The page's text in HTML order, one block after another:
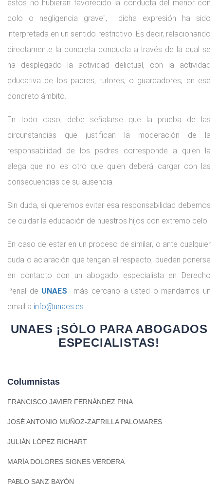
éstos no hubieran favorecido la conducta del menor con
dolo o negligencia grave", dicha expresión ha sido
interpretada en un sentido restrictivo. Es decir, relacionando
directamente la concreta conducta a través de la cual se
ha desplegado la actividad delictual, con la actividad
educativa de los padres, tutores, o guardadores, en ese
concreto ámbito.
En todo caso, debe señalarse que la prueba de las
circunstancias que justifican la moderación de la
responsabilidad de los padres corresponde a quien la
alega que no es otro que quien deberá cargar con las
consecuencias de su ausencia.
Sin duda, si queremos evitar esa responsabilidad debemos
de cuidar la educación de nuestros hijos con extremo celo.
En caso de estar en un proceso de similar, o ante cualquier
duda o aclaración que tengan al respecto, pueden ponerse
en contacto con un abogado especialista en Derecho
Penal de UNAES más cercano a ústed o mandarnos un
email a info@unaes.es.
UNAES ¡SÓLO PARA ABOGADOS
ESPECIALISTAS!
Columnistas
FRANCISCO JAVIER FERNÁNDEZ PINA
JOSÉ ANTONIO MUÑOZ-ZAFRILLA PALOMARES
JULIÁN LÓPEZ RICHART
MARÍA DOLORES SIGNES VERDERA
PABLO SANZ BAYÓN